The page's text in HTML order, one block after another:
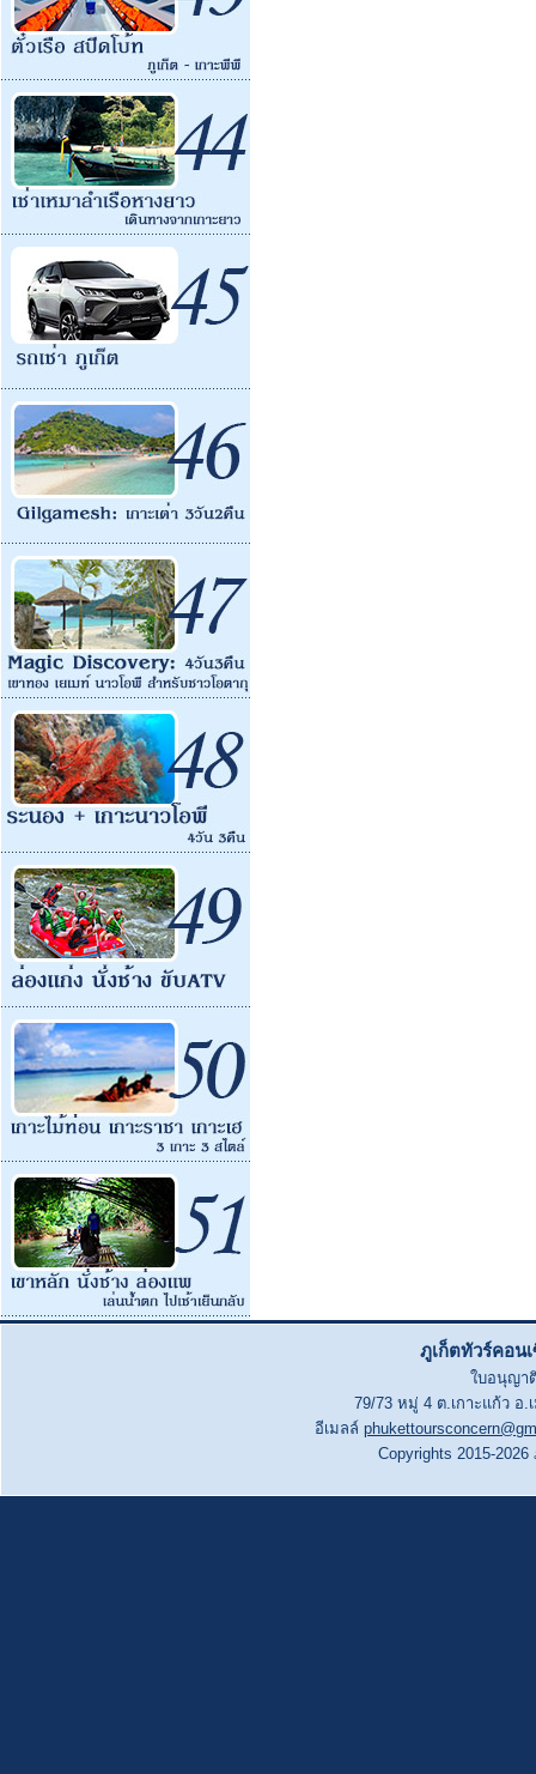
ภูเก็ตทัวร์คอน
ใบอนุญา
79/73 หมู่ 4 ต.เกาะแก้ว อ.
อีเมลล์
Copyrights 2015-